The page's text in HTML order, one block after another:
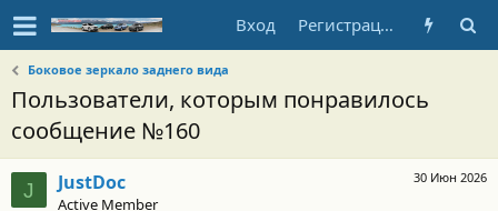
Вход Регистрация
Боковое зеркало заднего вида
Пользователи, которым понравилось
сообщение №160
J
30 Июн 2026
JustDoc
Active Member